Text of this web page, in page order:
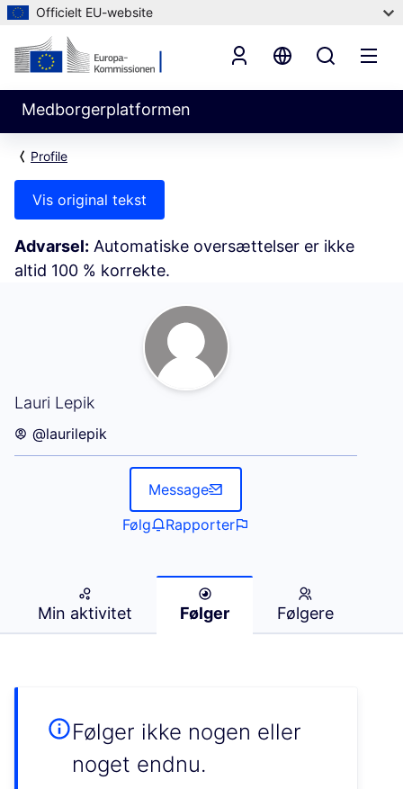
Officielt EU-website
Medborgerplatformen
Profile
Vis original tekst
Advarsel: Automatiske oversættelser er ikke
altid 100 % korrekte.
Lauri Lepik
Følger (Lauri Lepik)
@laurilepik
Message
Følg
Rapporter
Min aktivitet Følger Følgere
Følger ikke nogen eller
noget endnu.